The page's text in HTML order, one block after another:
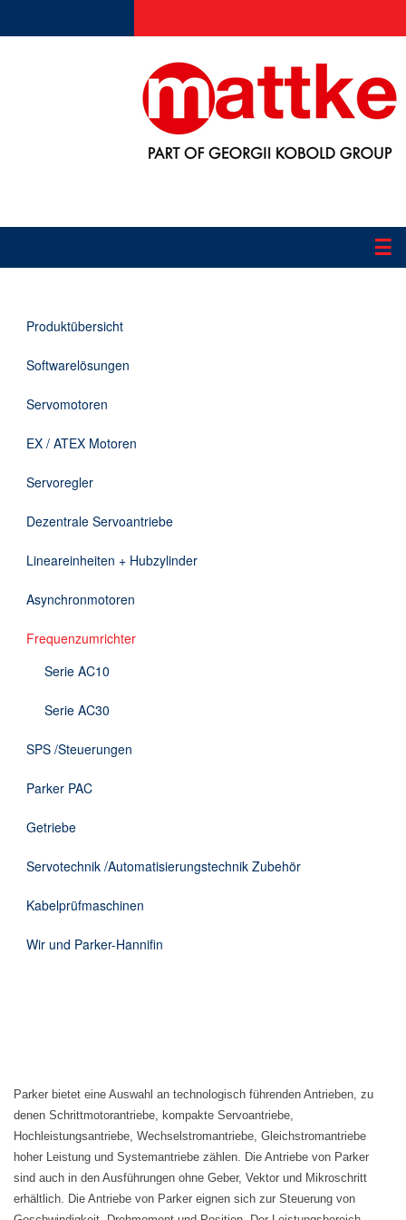
☰
Applikationen
Informationen
Downloads
Kontakt
Produktübersicht
Softwarelösungen
Servomotoren
EX / ATEX Motoren
Servoregler
Dezentrale Servoantriebe
Lineareinheiten + Hubzylinder
Asynchronmotoren
Frequenzumrichter
Serie AC10
Serie AC30
SPS /Steuerungen
Parker PAC
Getriebe
Servotechnik /Automatisierungstechnik Zubehör
Kabelprüfmaschinen
Wir und Parker-Hannifin
Parker bietet eine Auswahl an technologisch führenden Antrieben, zu
denen Schrittmotorantriebe, kompakte Servoantriebe,
Hochleistungsantriebe, Wechselstromantriebe, Gleichstromantriebe
hoher Leistung und Systemantriebe zählen. Die Antriebe von Parker
sind auch in den Ausführungen ohne Geber, Vektor und Mikroschritt
erhältlich. Die Antriebe von Parker eignen sich zur Steuerung von